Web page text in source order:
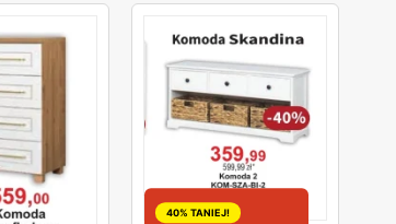
40% TANIEJ!